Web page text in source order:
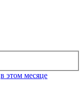
в этом месяце